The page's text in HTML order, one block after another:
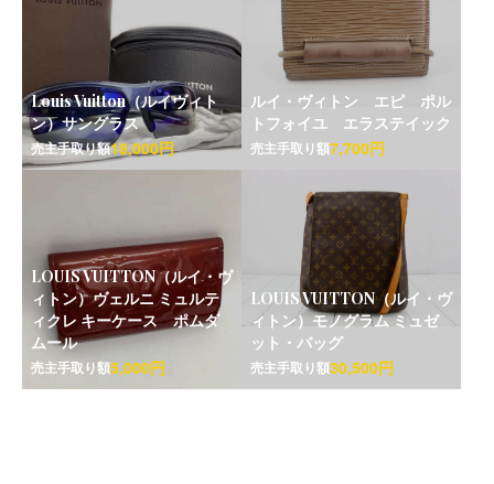
Louis Vuitton（ルイヴィト
ン）サングラス
売主手取り額18,000円
ルイ・ヴィトン エピ ポル
トフォイユ エラステイック
売主手取り額7,700円
LOUIS VUITTON（ルイ・ヴ
ィトン）ヴェルニ ミュルテ
ィクレ キーケース ポムダ
ムール
売主手取り額5,000円
LOUIS VUITTON（ルイ・ヴ
ィトン）モノグラム ミュゼ
ット・バッグ
売主手取り額30,500円